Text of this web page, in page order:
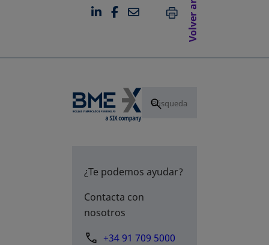
LINKEDIN
SE ABRE EN UNA PESTAÑA
FACEBOOK
SE ABRE EN UNA
EMAILIMPRIMIR
¿Te podemos ayudar?
Contacta con
nosotros
+34 91 709 5000